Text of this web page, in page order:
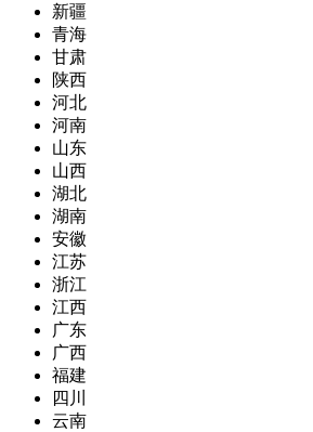
新疆
青海
甘肃
陕西
河北
河南
山东
山西
湖北
湖南
安徽
江苏
浙江
江西
广东
广西
福建
四川
云南